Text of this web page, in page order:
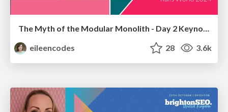
The Myth of the Modular Monolith - Day 2 Keynote - Rails World 2024
eileencodes
28 3.6k